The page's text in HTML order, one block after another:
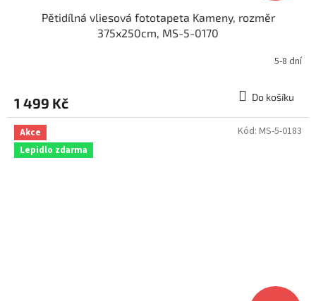
Pětidílná vliesová fototapeta Kameny, rozměr
375x250cm, MS-5-0170
5-8 dní
1 499 Kč Do košíku
Akce
Lepidlo zdarma
Kód: MS-5-0183